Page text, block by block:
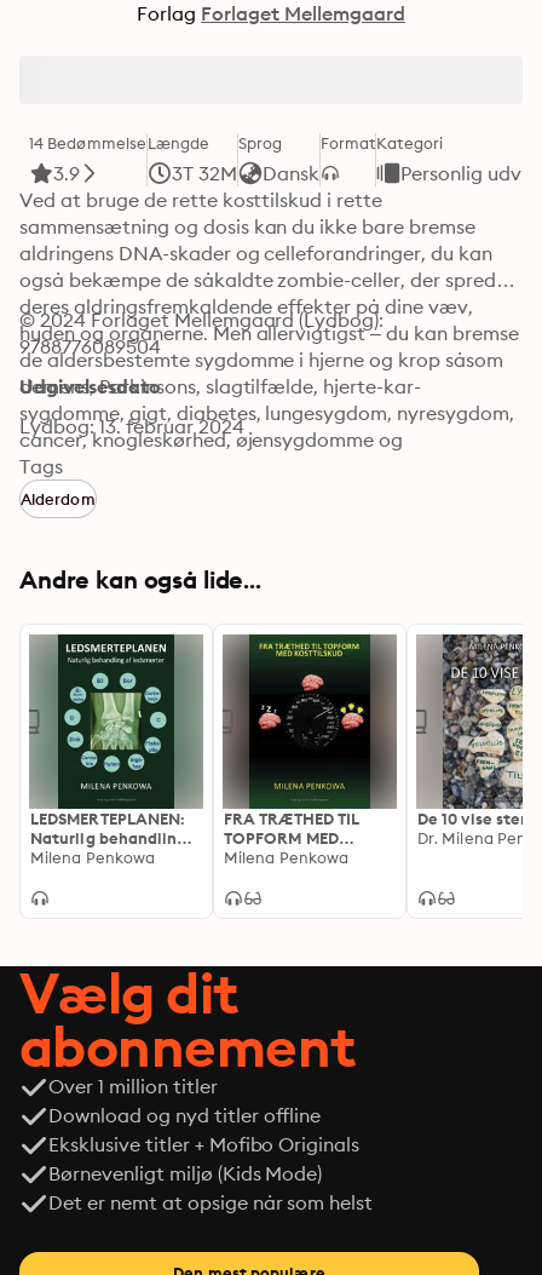
Forlag Forlaget Mellemgaard
14 Bedømmelse
3.9
Længde
3T 32M
Sprog
Dansk
FormatKategori
Personlig
Ved at bruge de rette kosttilskud i rette
sammensætning og dosis kan du ikke bare bremse
aldringens DNA-skader og celleforandringer, du kan
også bekæmpe de såkaldte zombie-celler, der spreder
deres aldringsfremkaldende effekter på dine væv,
huden og organerne. Men allervigtigst – du kan bremse
de aldersbestemte sygdomme i hjerne og krop såsom
demens, Parkinsons, slagtilfælde, hjerte-kar-
sygdomme, gigt, diabetes, lungesygdom, nyresygdom,
cancer, knogleskørhed, øjensygdomme og
immunologiske sygdomme. Med denne bog får du
serveret de bedste strategier til at ældes med ynde.
© 2024 Forlaget Mellemgaard (Lydbog):
9788776089504
Udgivelsesdato
Lydbog: 13. februar 2024
Tags
Alderdom
Andre kan også lide...
LEDSMERTEPLANEN:
Naturlig behandling
af ledsmerter
Milena Penkowa
FRA TRÆTHED TIL
TOPFORM MED
KOSTTILSKUD
Milena Penkowa
De 10 vise sten
Dr. Milena
Vælg dit
abonnement
Over 1 million titler
Download og nyd titler offline
Eksklusive titler + Mofibo Originals
Børnevenligt miljø (Kids Mode)
Det er nemt at opsige når som helst